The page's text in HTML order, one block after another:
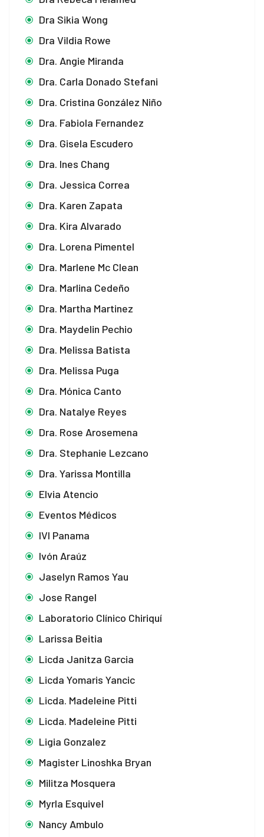
Dra Sikia Wong
Dra Vildia Rowe
Dra. Angie Miranda
Dra. Carla Donado Stefani
Dra. Cristina González Niño
Dra. Fabiola Fernandez
Dra. Gisela Escudero
Dra. Ines Chang
Dra. Jessica Correa
Dra. Karen Zapata
Dra. Kira Alvarado
Dra. Lorena Pimentel
Dra. Marlene Mc Clean
Dra. Marlina Cedeño
Dra. Martha Martinez
Dra. Maydelin Pechio
Dra. Melissa Batista
Dra. Melissa Puga
Dra. Mónica Canto
Dra. Natalye Reyes
Dra. Rose Arosemena
Dra. Stephanie Lezcano
Dra. Yarissa Montilla
Elvia Atencio
Eventos Médicos
IVI Panama
Ivón Araúz
Jaselyn Ramos Yau
Jose Rangel
Laboratorio Clínico Chiriquí
Larissa Beitia
Licda Janitza Garcia
Licda Yomaris Yancic
Licda. Madeleine Pitti
Licda. Madeleine Pitti
Ligia Gonzalez
Magister Linoshka Bryan
Militza Mosquera
Myrla Esquivel
Nancy Ambulo